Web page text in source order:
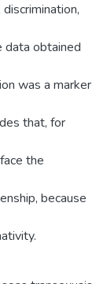
data obtained
was a marker
that, for
the
because